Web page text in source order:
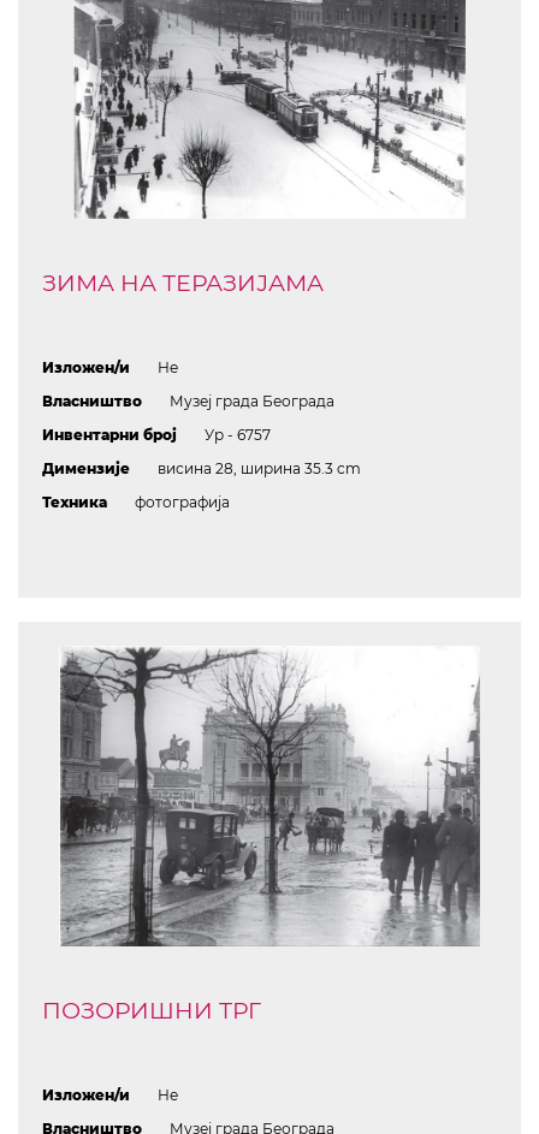
ЗИМА НА ТЕРАЗИЈАМА
Изложен/и
Не
Власништво
Музеј града Београда
Инвентарни број
Ур - 6757
Димензије
висина 28, ширина 35.3 cm
Техника
фотографија
ПОЗОРИШНИ ТРГ
Изложен/и
Не
Власништво
Музеј града Београда